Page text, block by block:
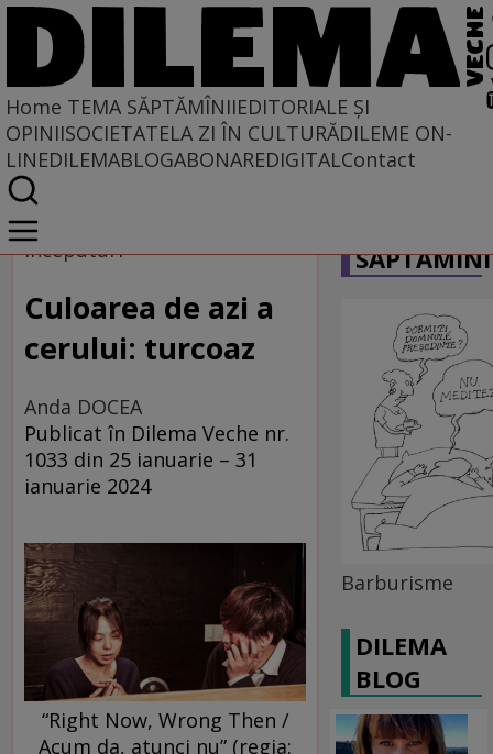
Home TEMA SĂPTĂMÎNIIEDITORIALE ȘI
OPINIISOCIETATELA ZI ÎN CULTURĂDILEME ON-
LINEDILEMABLOGABONAREDIGITALContact
Home
Tema săptămînii
Începuturi
Culoarea de azi a
cerului: turcoaz
Anda DOCEA
Publicat în Dilema Veche nr.
1033 din 25 ianuarie – 31
ianuarie 2024
“Right Now, Wrong Then /
Acum da, atunci nu” (regia:
Barburisme
DILEMA
BLOG